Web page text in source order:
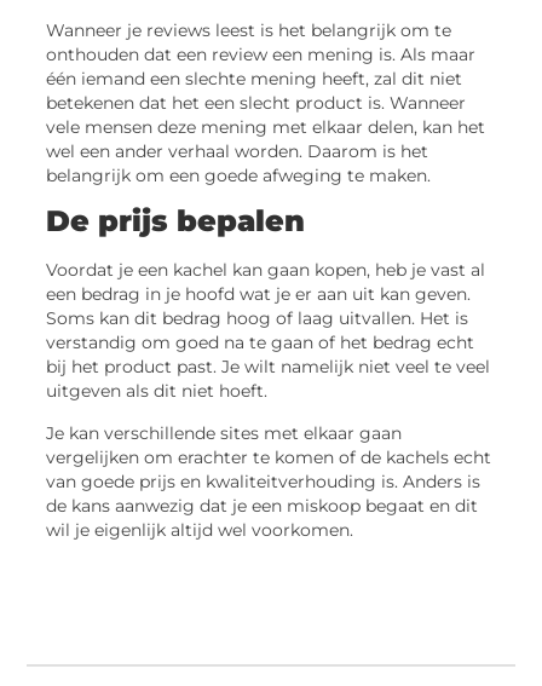
Wanneer je reviews leest is het belangrijk om te
onthouden dat een review een mening is. Als maar
één iemand een slechte mening heeft, zal dit niet
betekenen dat het een slecht product is. Wanneer
vele mensen deze mening met elkaar delen, kan het
wel een ander verhaal worden. Daarom is het
belangrijk om een goede afweging te maken.
De prijs bepalen
Voordat je een kachel kan gaan kopen, heb je vast al
een bedrag in je hoofd wat je er aan uit kan geven.
Soms kan dit bedrag hoog of laag uitvallen. Het is
verstandig om goed na te gaan of het bedrag echt
bij het product past. Je wilt namelijk niet veel te veel
uitgeven als dit niet hoeft.
Je kan verschillende sites met elkaar gaan
vergelijken om erachter te komen of de kachels echt
van goede prijs en kwaliteitverhouding is. Anders is
de kans aanwezig dat je een miskoop begaat en dit
wil je eigenlijk altijd wel voorkomen.